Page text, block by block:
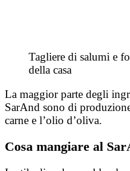
Tagliere di salumi e
della casa
La maggior parte degli
SarAnd sono di
carne e l’olio d’oliva.
Cosa mangiare al